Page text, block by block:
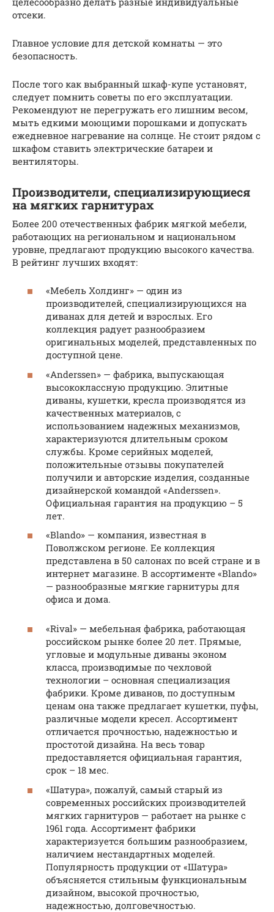
отсеки.
Главное условие для детской комнаты — это
безопасность.
После того как выбранный шкаф-купе установят,
следует помнить советы по его эксплуатации.
Рекомендуют не перегружать его лишним весом,
мыть едкими моющими порошками и допускать
ежедневное нагревание на солнце. Не стоит рядом с
шкафом ставить электрические батареи и
вентиляторы.
Производители, специализирующиеся
на мягких гарнитурах
Более 200 отечественных фабрик мягкой мебели,
работающих на региональном и национальном
уровне, предлагают продукцию высокого качества.
В рейтинг лучших входят:
«Мебель Холдинг» — один из
производителей, специализирующихся на
диванах для детей и взрослых. Его
коллекция радует разнообразием
оригинальных моделей, представленных по
доступной цене.
«Anderssen» — фабрика, выпускающая
высококлассную продукцию. Элитные
диваны, кушетки, кресла производятся из
качественных материалов, с
использованием надежных механизмов,
характеризуются длительным сроком
службы. Кроме серийных моделей,
положительные отзывы покупателей
получили и авторские изделия, созданные
дизайнерской командой «Anderssen».
Официальная гарантия на продукцию – 5
лет.
«Blando» — компания, известная в
Поволжском регионе. Ее коллекция
представлена в 50 салонах по всей стране и в
интернет магазине. В ассортименте «Blando»
— разнообразные мягкие гарнитуры для
офиса и дома.
«Rival» — мебельная фабрика, работающая
российском рынке более 20 лет. Прямые,
угловые и модульные диваны эконом
класса, производимые по чехловой
технологии – основная специализация
фабрики. Кроме диванов, по доступным
ценам она также предлагает кушетки, пуфы,
различные модели кресел. Ассортимент
отличается прочностью, надежностью и
простотой дизайна. На весь товар
предоставляется официальная гарантия,
срок – 18 мес.
«Шатура», пожалуй, самый старый из
современных российских производителей
мягких гарнитуров — работает на рынке с
1961 года. Ассортимент фабрики
характеризуется большим разнообразием,
наличием нестандартных моделей.
Популярность продукции от «Шатура»
объясняется стильным функциональным
дизайном, высокой прочностью,
надежностью, долговечностью.